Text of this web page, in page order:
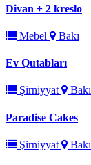
Divan + 2 kreslo
Mebel Bakı
Ev Qutabları
Şirniyyat Bakı
Paradise Cakes
Şirniyyat Bakı